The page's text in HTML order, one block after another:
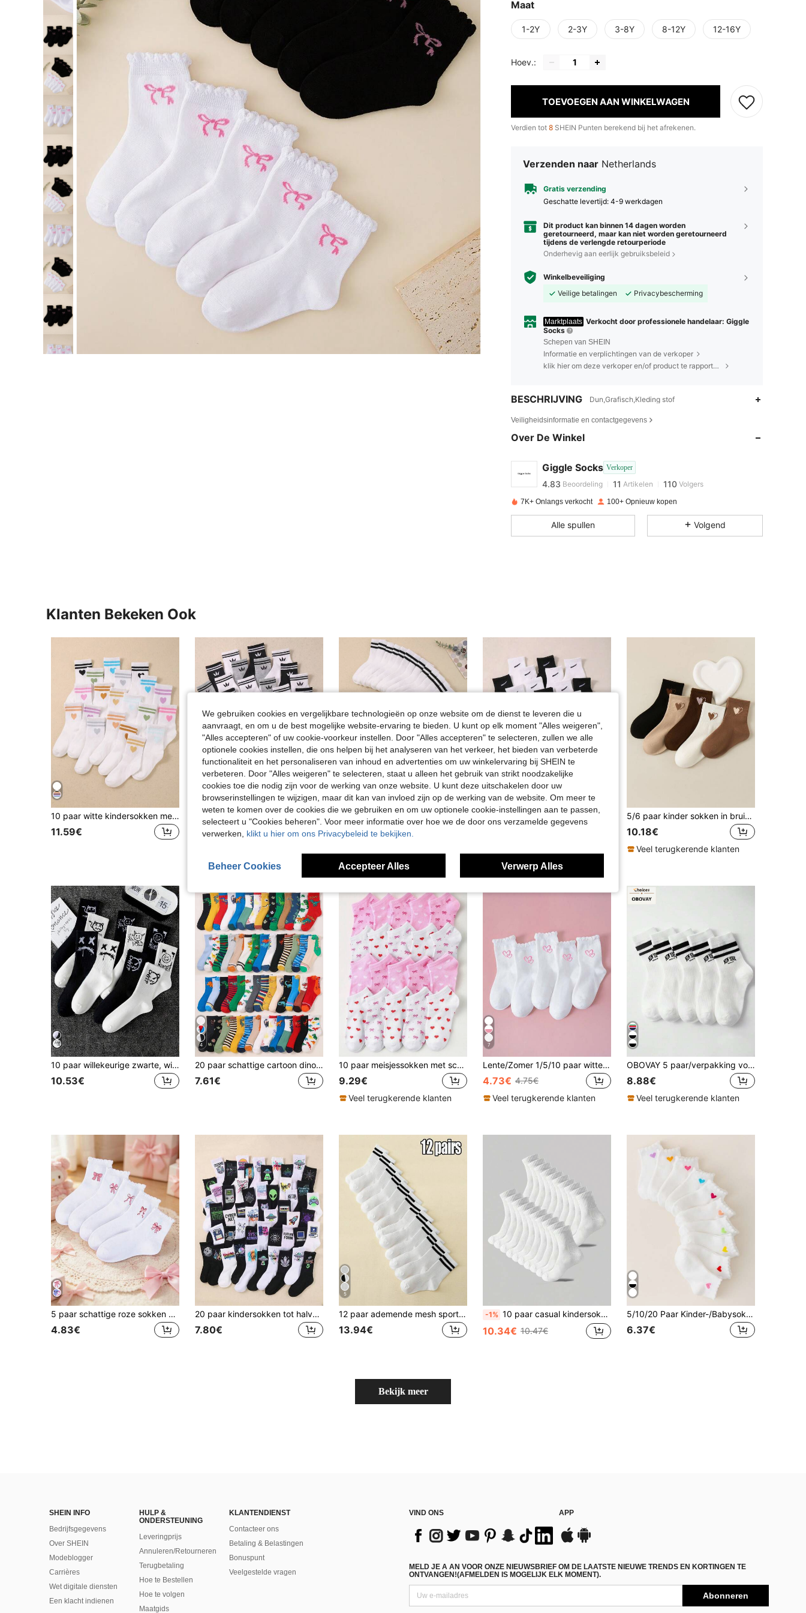
Maat
1-2Y 2-3Y 3-8Y 8-12Y 12-16Y
Hoev.:
TOEVOEGEN AAN WINKELWAGEN
Verdien tot 8 SHEIN Punten berekend bij het afrekenen.
Verzenden naar Netherlands
Gratis verzending
Geschatte levertijd: 4-9 werkdagen
Dit product kan binnen 14 dagen worden
geretourneerd, maar kan niet worden geretourneerd
tijdens de verlengde retourperiode
Onderhevig aan eerlijk gebruiksbeleid
Winkelbeveiliging
Veilige betalingen
Privacybescherming
Marktplaats Verkocht door professionele handelaar: Giggle
Socks
Schepen van SHEIN
Informatie en verplichtingen van de verkoper
klik hier om deze verkoper en/of product te rapporteren.
BESCHRIJVING Dun,Grafisch,Kleding stof
Veiligheidsinformatie en contactgegevens
Over De Winkel
Giggle Socks Verkoper
4.83
11
4.83 Beoordeling 11 Artikelen 110 Volgers
4.83 11
110
4.83
4.83
11 110
7K+ Onlangs verkocht 100+ Opnieuw kopen
Alle spullen Volgend
Klanten Bekeken Ook
10 paar witte kindersokken met hartjes en dubbele strepen, unisex, ademende korte sokken voor kinderen
11.59€
20 paar kindersokken tot aan de kuit, korte sokken, elastische sokken, sportsokken, ronde hals sokken, geschikt voor dagelijks dragen/gebruik door jongens, geschikt voor alle seizoenen, geschikt voor kinderen van 1-16 jaar, geschikt als verjaardagscadeau voor kinderen van 1 tot 16 jaar, geschikt voor het terug naar school-seizoen, geschikt voor hardlopen, multifunctioneel, ademend, comfortabel, zacht, huidvriendelijk, neutrale kleuren, zwart, wit en grijs willekeurige kleurcombinatie, geschikt voor dragen en gebruik door tieners, geschikt voor hardlopen op de campus
7.57€
24 paar klassieke gestreepte kindersokken | Ademend en elastisch, niet-knellende boorden | Unisex, geschikt voor sport, casual, school, academische stijl en thuis, witte kindersokken, geschikt voor jongens en meisjes van 1-14 jaar
8.18€
Bespaar 0.01€
5/6 paar kinder sokken in bruine serie met hartjesprint, elastisch, tot halverwege de kuit, zacht en comfortabel, ademend, geschikt voor dagelijks casual en sport, terug naar school seizoen, cadeau voor kinderen
10.18€
Veel terugkerende klanten
10 paar willekeurige zwarte, witte en kleurrijke graffiti-print casual sport sokken tot aan de kuit voor tienerjongens
10.53€
4
20 paar schattige cartoon dinosaurussen patroon halfhoge sokken voor jongens en meisjes, kleurrijk leuk ontwerp, meerdelige set voor dagelijks gebruik
7.61€
10 paar meisjessokken met schattige hartjes- en strikversiering, huidvriendelijke, zachte, comfortabele en ademende enkelsokken voor casual sporten, geschikt voor dagelijks gebruik, Valentijnsdag, school, vakantie en reizen. Kleur en stijl worden willekeurig gekozen.
9.29€
Veel terugkerende klanten
7
Lente/Zomer 1/5/10 paar witte prinsessenstijl kanten sokken voor meisjes, schattige zoete roze hartdecoratie, eenvoudige veelzijdige ademende zweetabsorberende schoolstijl sokken tot halverwege de kuit, casual zachte comfortabele campussokken, geschikt voor schoolkleding/terug naar school/buitenactiviteiten/vakantiecadeaus/campusoptredens, meerdere combinaties beschikbaar
4.73€ 4.75€
Veel terugkerende klanten
OBOVAY 5 paar/verpakking voor kinderen Casual dubbel gestreepte New York-letter bedrukte ademende zachte comfortabele crew sokken, geschikt voor dagelijks gebruik, terug naar school, vakantiecadeaus
8.88€
Veel terugkerende klanten
5 paar schattige roze sokken met strikprint voor meisjes, dunne, ademende, zweetabsorberende, sneldrogende, antislip en comfortabele sokken voor lente/zomer, prinsessenstijl, schoolstijl, casual, halflange sokken, geschikt voor dagelijks gebruik, school, feestjes, Pasen, verjaardagen en andere gelegenheden, strik, wit kleurblok, ruchesmanchetontwerp, modieuze meisjessokken voor studenten, essentiële sokken, beste cadeau voor meisjes
4.83€
20 paar kindersokken tot halverwege de kuit, korte sportsokken met retro pixelcontroller, vloeibaar metalen hart, vintage streetstyle, graffiti sokken, street skate sokken voor jongens/meisjes, geschikt voor kinderen van 1-16 jaar, back to school seizoen, Y2K-stijl printborduurwerk met 3,5-inch diskette, oude desktopcomputer, digitaal laden, logisch poortsymbool, vliegende schotel matrix printborduurwerk, UFO- en alien printborduurwerk
7.80€
5
12 paar ademende mesh sportsokken voor kinderen/studenten met strepen, dun voor de zomer, lente/zomer
13.94€
-1% 10 paar casual kindersokken tot halverwege de kuit, wit en zwart, geurwerend, sportief model, ademend, vochtregulerend, geschikt voor kinderen van 3-16 jaar, winter
10.34€ 10.47€
5/10/20 Paar Kinder-/Babysokken, Meisjes/Jongens/Peuters, Effen Wit, Hartversiering op de boord, Zachte, Ademende, Comfortabele, Casual Sokken tot halverwege de kuit, Geschikt voor Vakantie, Terug naar school, Reizen, Thuis, Dagelijks gebruik, Willekeurige Kleur & Stijl Assortiment
6.37€
Bekijk meer
SHEIN INFO
Bedrijfsgegevens
Over SHEIN
Modeblogger
Carrières
Wet digitale diensten
Een klacht indienen
HULP &
ONDERSTEUNING
Leveringprijs
Annuleren/Retourneren
Terugbetaling
Hoe te Bestellen
Hoe te volgen
Maatgids
KLANTENDIENST
Contacteer ons
Betaling & Belastingen
Bonuspunt
Veelgestelde vragen
VIND ONS APP
MELD JE A AN VOOR ONZE NIEUWSBRIEF OM DE LAATSTE NIEUWE TRENDS EN KORTINGEN TE
ONTVANGEN!(AFMELDEN IS MOGELIJK ELK MOMENT).
Abonneren
We gebruiken cookies en vergelijkbare technologieën op onze website om de dienst te leveren die u
aanvraagt, en om u de best mogelijke website-ervaring te bieden. U kunt op elk moment "Alles weigeren",
"Alles accepteren" of uw cookie-voorkeur instellen. Door "Alles accepteren" te selecteren, zullen we alle
optionele cookies instellen, die ons helpen bij het analyseren van het verkeer, het bieden van verbeterde
functionaliteit en het personaliseren van inhoud en advertenties om uw winkelervaring bij SHEIN te
verbeteren. Door "Alles weigeren" te selecteren, staat u alleen het gebruik van strikt noodzakelijke
cookies toe die nodig zijn voor de werking van onze website. U kunt deze uitschakelen door uw
browserinstellingen te wijzigen, maar dit kan van invloed zijn op de werking van de website. Om meer te
weten te komen over de cookies die we gebruiken en om uw optionele cookie-instellingen aan te passen,
selecteert u "Cookies beheren". Voor meer informatie over hoe we de door ons verzamelde gegevens
verwerken, klikt u hier om ons Privacybeleid te bekijken.
Beheer Cookies Accepteer Alles Verwerp Alles